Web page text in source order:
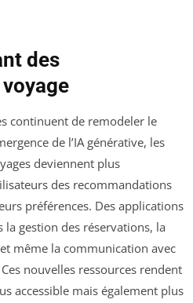
des
continuent de remodeler le
de l’IA générative, les
deviennent plus
des recommandations
préférences. Des applications
gestion des réservations, la
même la communication avec
nouvelles ressources rendent
accessible mais également plus